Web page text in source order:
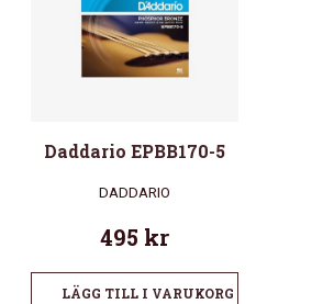
Daddario EPBB170-5
DADDARIO
495 kr
LÄGG TILL I VARUKORG